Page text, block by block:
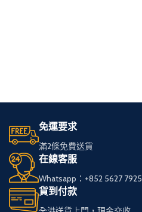
免運要求
滿2條免費送貨
在線客服
Whatsapp：+852 5627 7925
貨到付款